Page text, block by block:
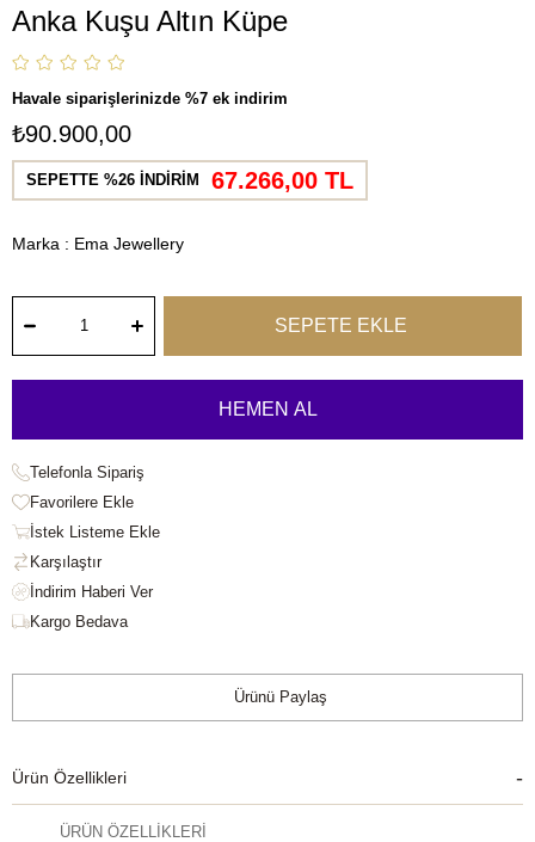
Anka Kuşu Altın Küpe
Havale siparişlerinizde %7 ek indirim
₺90.900,00
SEPETTE %26 İNDİRİM 67.266,00 TL
Marka : Ema Jewellery
Telefonla Sipariş
Favorilere Ekle
İstek Listeme Ekle
Karşılaştır
Kargo Bedava
Ürünü Paylaş
Ürün Özellikleri
ÜRÜN ÖZELLİKLERİ